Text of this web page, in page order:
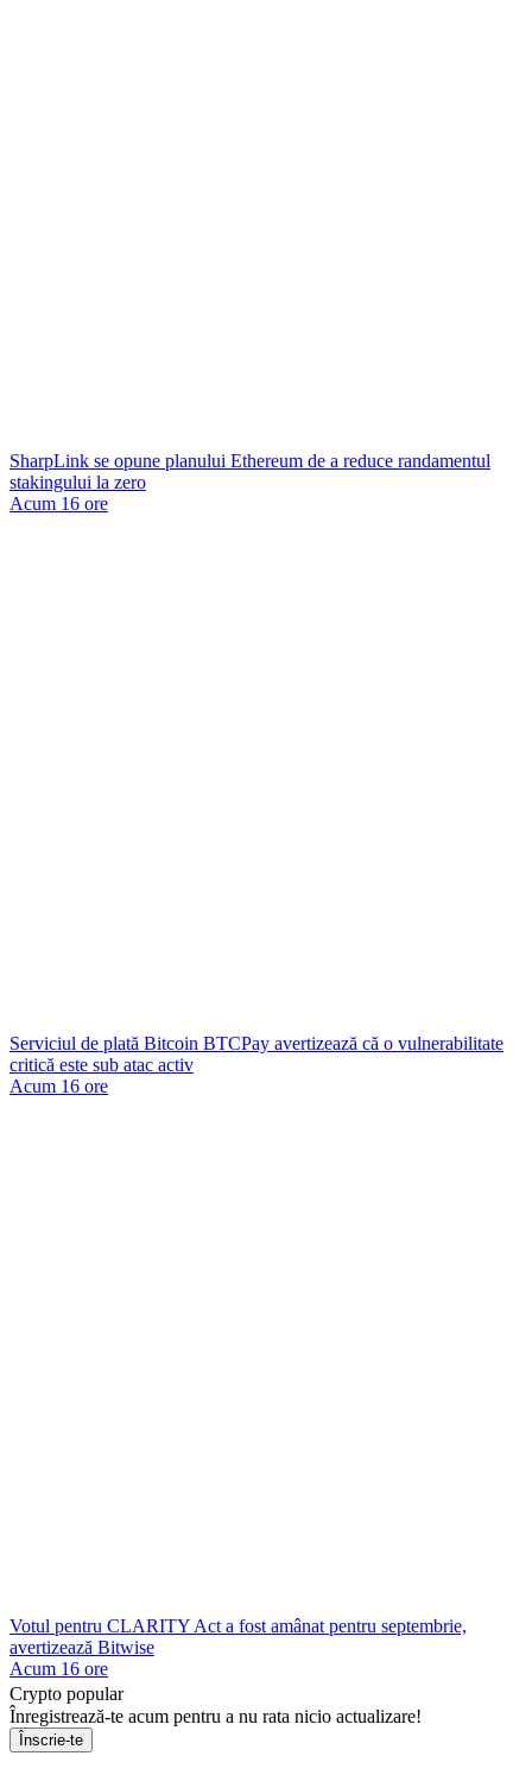
SharpLink se opune planului Ethereum de a reduce randamentul
stakingului la zero
Acum 16 ore
Serviciul de plată Bitcoin BTCPay avertizează că o vulnerabilitate
critică este sub atac activ
Acum 16 ore
Votul pentru CLARITY Act a fost amânat pentru septembrie,
avertizează Bitwise
Acum 16 ore
Crypto popular
Înregistrează-te acum pentru a nu rata nicio actualizare!
Înscrie-te